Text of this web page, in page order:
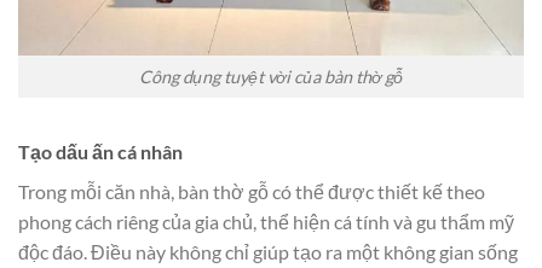
Công dụng tuyệt vời của bàn thờ gỗ
Tạo dấu ấn cá nhân
Trong mỗi căn nhà, bàn thờ gỗ có thể được thiết kế theo
phong cách riêng của gia chủ, thể hiện cá tính và gu thẩm mỹ
độc đáo. Điều này không chỉ giúp tạo ra một không gian sống